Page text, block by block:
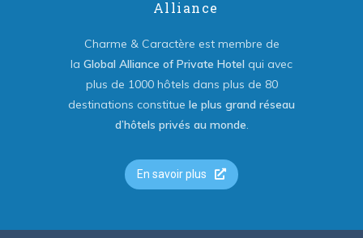
Alliance
Charme & Caractère est membre de
la Global Alliance of Private Hotel qui avec
plus de 1000 hôtels dans plus de 80
destinations constitue le plus grand réseau
d’hôtels privés au monde.
En savoir plus